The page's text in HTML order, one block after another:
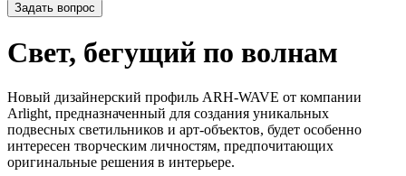
Задать вопрос
Свет, бегущий по волнам
Новый дизайнерский профиль ARH-WAVE от компании
Arlight, предназначенный для создания уникальных
подвесных светильников и арт-объектов, будет особенно
интересен творческим личностям, предпочитающих
оригинальные решения в интерьере.